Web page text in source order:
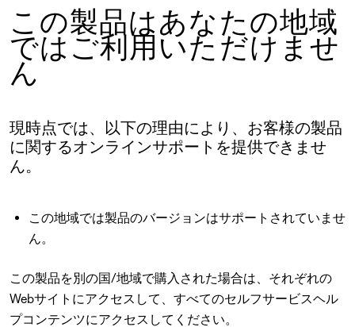
この製品はあなたの地域
ではご利用いただけませ
ん
現時点では、以下の理由により、お客様の製品
に関するオンラインサポートを提供できませ
ん。
この地域では製品のバージョンはサポートされていませ
ん。
この製品を別の国/地域で購入された場合は、それぞれの
Webサイトにアクセスして、すべてのセルフサービスヘル
プコンテンツにアクセスしてください。